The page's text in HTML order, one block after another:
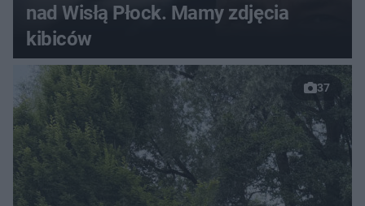
nad Wisłą Płock. Mamy zdjęcia
kibiców
37